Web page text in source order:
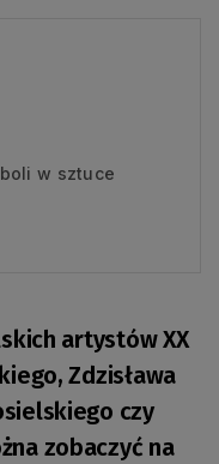
w sztuce
artystów XX
Zdzisława
czy
zobaczyć na